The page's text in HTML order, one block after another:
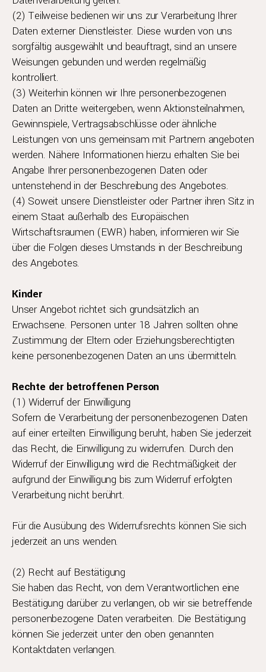
(2) Teilweise bedienen wir uns zur Verarbeitung Ihrer
Daten externer Dienstleister. Diese wurden von uns
sorgfältig ausgewählt und beauftragt, sind an unsere
Weisungen gebunden und werden regelmäßig
kontrolliert.
(3) Weiterhin können wir Ihre personenbezogenen
Daten an Dritte weitergeben, wenn Aktionsteilnahmen,
Gewinnspiele, Vertragsabschlüsse oder ähnliche
Leistungen von uns gemeinsam mit Partnern angeboten
werden. Nähere Informationen hierzu erhalten Sie bei
Angabe Ihrer personenbezogenen Daten oder
untenstehend in der Beschreibung des Angebotes.
(4) Soweit unsere Dienstleister oder Partner ihren Sitz in
einem Staat außerhalb des Europäischen
Wirtschaftsraumen (EWR) haben, informieren wir Sie
über die Folgen dieses Umstands in der Beschreibung
des Angebotes.
Kinder
Unser Angebot richtet sich grundsätzlich an
Erwachsene. Personen unter 18 Jahren sollten ohne
Zustimmung der Eltern oder Erziehungsberechtigten
keine personenbezogenen Daten an uns übermitteln.
Rechte der betroffenen Person
(1) Widerruf der Einwilligung
Sofern die Verarbeitung der personenbezogenen Daten
auf einer erteilten Einwilligung beruht, haben Sie jederzeit
das Recht, die Einwilligung zu widerrufen. Durch den
Widerruf der Einwilligung wird die Rechtmäßigkeit der
aufgrund der Einwilligung bis zum Widerruf erfolgten
Verarbeitung nicht berührt.
Für die Ausübung des Widerrufsrechts können Sie sich
jederzeit an uns wenden.
(2) Recht auf Bestätigung
Sie haben das Recht, von dem Verantwortlichen eine
Bestätigung darüber zu verlangen, ob wir sie betreffende
personenbezogene Daten verarbeiten. Die Bestätigung
können Sie jederzeit unter den oben genannten
Kontaktdaten verlangen.